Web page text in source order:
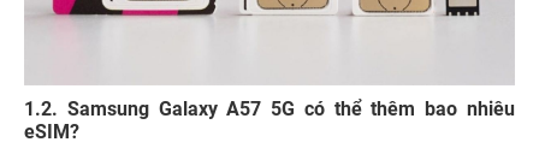
1.2. Samsung Galaxy A57 5G có thể thêm bao nhiêu
eSIM?